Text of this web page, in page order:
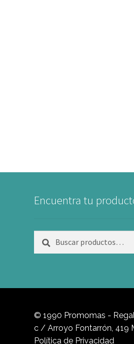
Encuentra tu
Buscar
Buscar
© 1990 Promomas -
c / Arroyo Fontarrón, 419
Política de Privacidad